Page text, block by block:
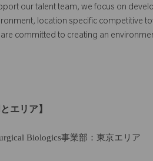
our talent team, we focus on
location specific competitive
committed to creating an
エリア】
Biologics事業部：東京エリア